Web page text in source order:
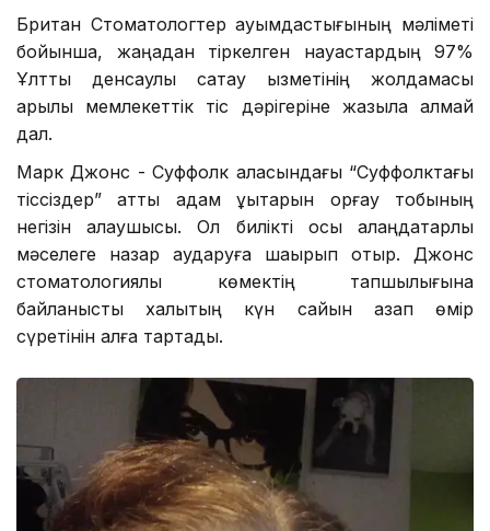
Британ Стоматологтер қауымдастығының мәліметі
бойынша, жаңадан тіркелген науқастардың 97%
Ұлттық денсаулық сақтау қызметінің жолдамасы
арқылы мемлекеттік тіс дәрігеріне жазыла алмай
дал.
Марк Джонс - Суффолк қаласындағы “Cуффолктағы
тіссіздер” атты адам құқықтарын қорғау тобының
негізін қалаушысы. Ол билікті осы алаңдатарлық
мәселеге назар аударуға шақырып отыр. Джонс
стоматологиялық көмектің тапшылығына
байланысты халықтың күн сайын азап өмір
сүретінін алға тартады.